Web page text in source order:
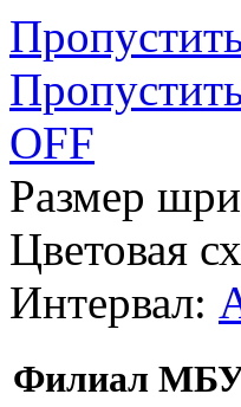
OFF
Размер
Цветовая
Интервал:
Филиал МБУ